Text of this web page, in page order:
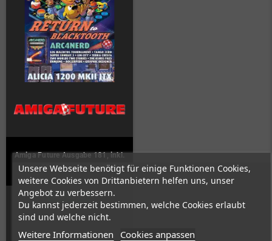
Unsere Webseite benötigt für einige Funktionen Cookies,
weitere Cookies von Drittanbietern helfen uns, unser
Angebot zu verbessern.
Du kannst jederzeit bestimmen, welche Cookies erlaubt
sind und welche nicht.
Weitere Informationen Cookies anpassen
Amiga Future Ausgabe 181, inkl.
Cover-CD (Deutsch / Englisch)
Auf Lager